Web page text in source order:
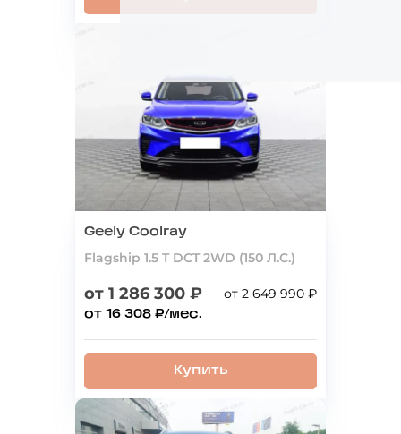
Geely Coolray
Flagship 1.5 T DCT 2WD (150 Л.С.)
от 1 286 300 ₽ от 2 649 990 ₽
от 16 308 ₽/мес.
Купить